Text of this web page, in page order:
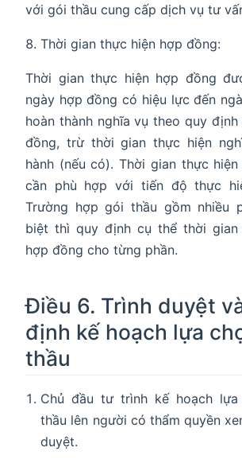
với gói thầu cung cấp dịch vụ tư
Thời gian thực hiện hợp đồng:
Thời gian thực hiện hợp đồng
ngày hợp đồng có hiệu lực đến
hoàn thành nghĩa vụ theo quy
đồng, trừ thời gian thực hiện
hành (nếu có). Thời gian thực
cần phù hợp với tiến độ thực
Trường hợp gói thầu gồm nhiều
biệt thì quy định cụ thể thời gian
hợp đồng cho từng phần.
Điều 6. Trình duyệt
định kế hoạch lựa
thầu
Chủ đầu tư trình kế hoạch lựa
thầu lên người có thẩm quyền
duyệt.